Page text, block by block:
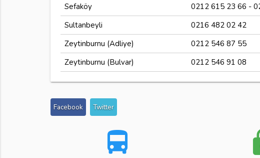
Sefaköy
0212 615 23 66 -
Sultanbeyli
0216 482 02 42
Zeytinburnu (Adliye)
0212 546 87 55
Zeytinburnu (Bulvar)
0212 546 91 08
Facebook Twitter
directions_bus